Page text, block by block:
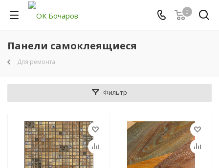
0
Панели самоклеящиеся
Для ремонта
Фильтр